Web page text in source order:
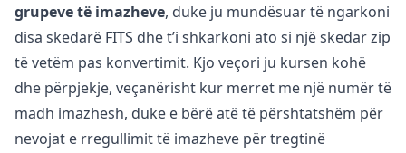
grupeve të imazheve, duke ju mundësuar të ngarkoni
disa skedarë FITS dhe t’i shkarkoni ato si një skedar zip
të vetëm pas konvertimit. Kjo veçori ju kursen kohë
dhe përpjekje, veçanërisht kur merret me një numër të
madh imazhesh, duke e bërë atë të përshtatshëm për
nevojat e rregullimit të imazheve për tregtinë